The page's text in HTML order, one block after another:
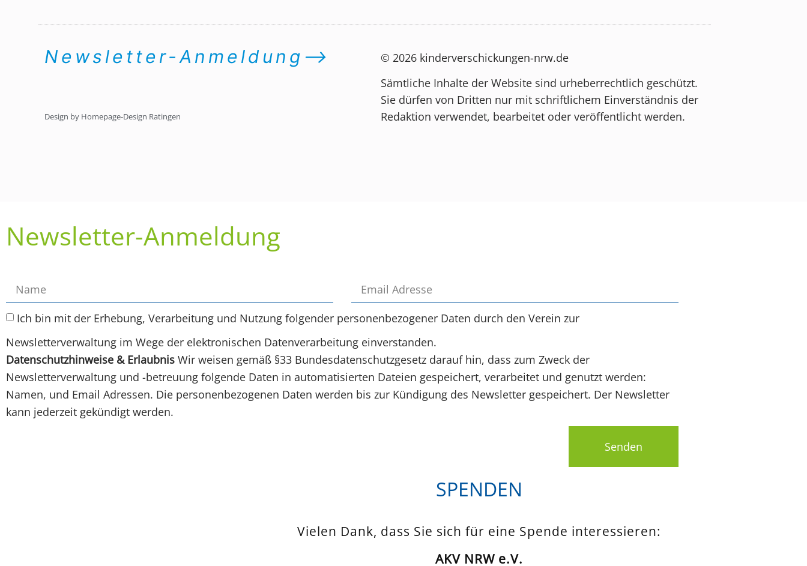
Newsletter-Anmeldung⟶
Design by Homepage-Design Ratingen
© 2026 kinderverschickungen-nrw.de
Sämtliche Inhalte der Website sind urheberrechtlich geschützt.
Sie dürfen von Dritten nur mit schriftlichem Einverständnis der
Redaktion verwendet, bearbeitet oder veröffentlicht werden.
Newsletter-Anmeldung
Ich bin mit der Erhebung, Verarbeitung und Nutzung folgender personenbezogener Daten durch den Verein zur
Newsletterverwaltung im Wege der elektronischen Datenverarbeitung einverstanden.
Datenschutzhinweise & Erlaubnis Wir weisen gemäß §33 Bundesdatenschutzgesetz darauf hin, dass zum Zweck der
Newsletterverwaltung und -betreuung folgende Daten in automatisierten Dateien gespeichert, verarbeitet und genutzt werden:
Namen, und Email Adressen. Die personenbezogenen Daten werden bis zur Kündigung des Newsletter gespeichert. Der Newsletter
kann jederzeit gekündigt werden.
Senden
SPENDEN
Vielen Dank, dass Sie sich für eine Spende interessieren:
AKV NRW e.V.